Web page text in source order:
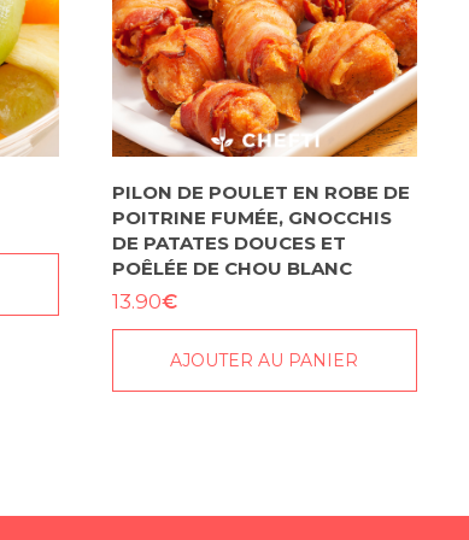
PILON DE POULET EN ROBE DE
POITRINE FUMÉE, GNOCCHIS
DE PATATES DOUCES ET
POÊLÉE DE CHOU BLANC
13.90€
AJOUTER AU PANIER